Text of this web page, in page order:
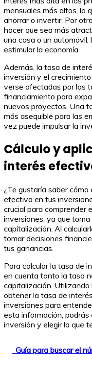
mensuales más altos, lo
ahorrar o invertir. Por
hacer que sea más
una casa o un
estimular la economía.
Además, la tasa de
inversión y el
verse afectadas por las
financiamiento para
nuevos proyectos. Una
más asequible para las
vez puede impulsar la
Cálculo y
interés
¿Te gustaría saber
efectiva en tus
crucial para comprender
inversiones, ya que
capitalización. Al
tomar decisiones
tus ganancias.
Para calcular la tasa de
en cuenta tanto la tasa
capitalización. Utilizando
obtener la tasa de
inversiones para
esta información,
inversión y elegir la que
Guía para buscar el